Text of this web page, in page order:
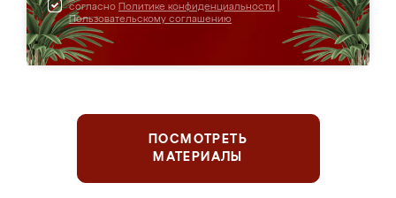
согласно Политике конфиденциальности
Пользовательскому соглашению
ПОСМОТРЕТЬ
МАТЕРИАЛЫ